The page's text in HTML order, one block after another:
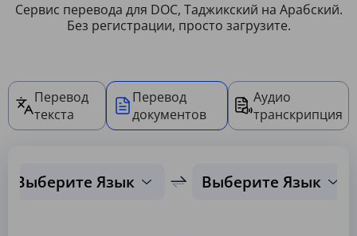
Сервис перевода для DOC, Таджикский на Арабский.
Без регистрации, просто загрузите.
Перевод
текста
Перевод
документов
Аудио
транскрипция
Выберите Язык Выберите Язык